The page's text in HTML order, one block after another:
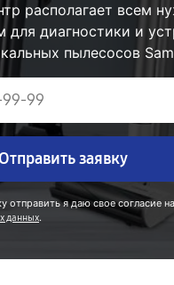
располагает всем
для диагностики и
пылесосов
Отправить заявку
отправить я даю свое согласие
данных.